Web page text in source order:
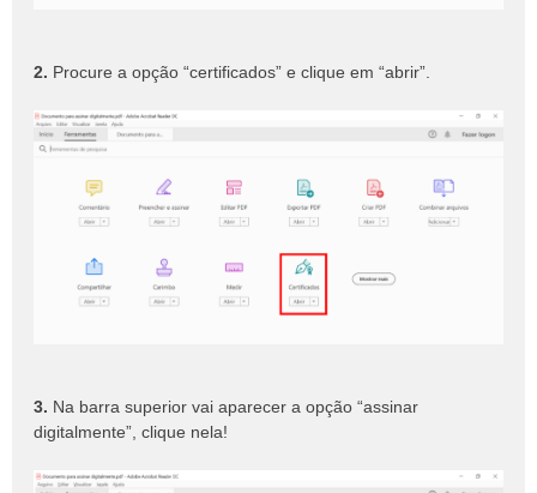
2. Procure a opção “certificados” e clique em “abrir”.
3. Na barra superior vai aparecer a opção “assinar
digitalmente”, clique nela!